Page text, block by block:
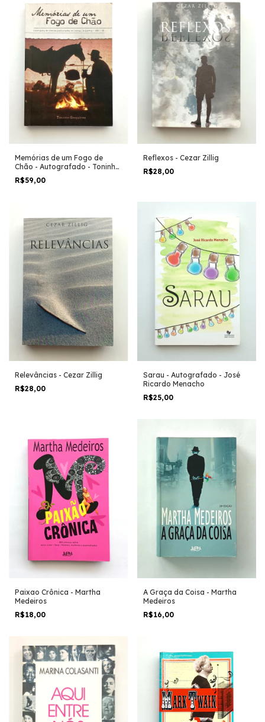
Memórias de um Fogo de
Chão - Autografado - Toninho
Gonçalves
R$59,00
Reflexos - Cezar Zillig
R$28,00
Relevâncias - Cezar Zillig
R$28,00
Sarau - Autografado - José
Ricardo Menacho
R$25,00
Paixao Crônica - Martha
Medeiros
R$18,00
A Graça da Coisa - Martha
Medeiros
R$16,00